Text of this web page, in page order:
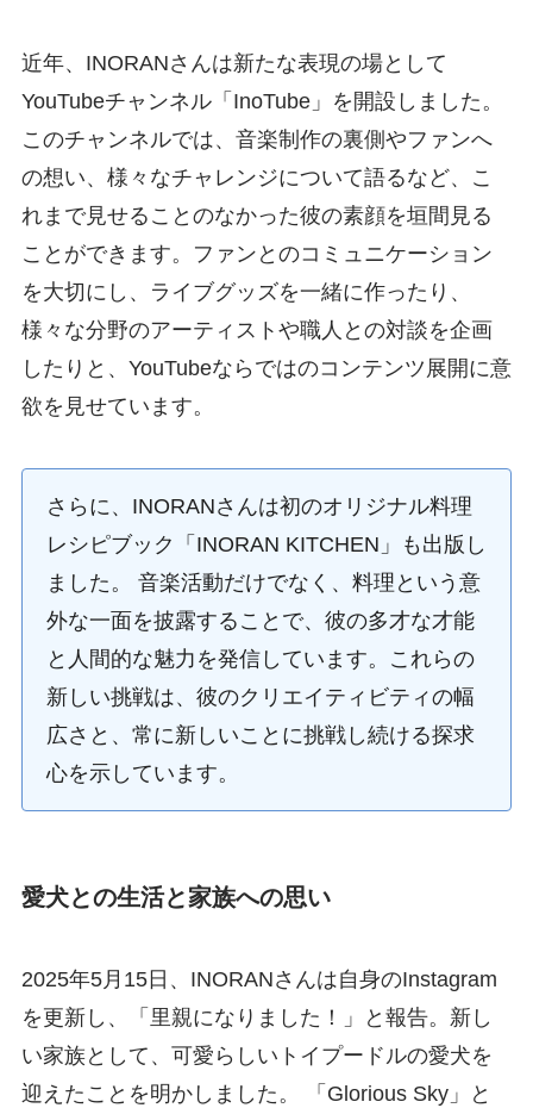
近年、INORANさんは新たな表現の場として
YouTubeチャンネル「InoTube」を開設しました。
このチャンネルでは、音楽制作の裏側やファンへ
の想い、様々なチャレンジについて語るなど、こ
れまで見せることのなかった彼の素顔を垣間見る
ことができます。ファンとのコミュニケーション
を大切にし、ライブグッズを一緒に作ったり、
様々な分野のアーティストや職人との対談を企画
したりと、YouTubeならではのコンテンツ展開に意
欲を見せています。
さらに、INORANさんは初のオリジナル料理
レシピブック「INORAN KITCHEN」も出版し
ました。 音楽活動だけでなく、料理という意
外な一面を披露することで、彼の多才な才能
と人間的な魅力を発信しています。これらの
新しい挑戦は、彼のクリエイティビティの幅
広さと、常に新しいことに挑戦し続ける探求
心を示しています。
愛犬との生活と家族への思い
2025年5月15日、INORANさんは自身のInstagram
を更新し、「里親になりました！」と報告。新し
い家族として、可愛らしいトイプードルの愛犬を
迎えたことを明かしました。 「Glorious Sky」と